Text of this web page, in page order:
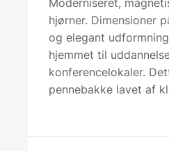
Moderniseret,
hjørner. Dimensioner
og elegant
hjemmet til
konferencelokaler.
pennebakke lavet af